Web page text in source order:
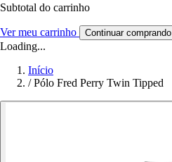
Subtotal do carrinho
Ver meu carrinho Continuar comprando
Loading...
Início
/ Pólo Fred Perry Twin Tipped